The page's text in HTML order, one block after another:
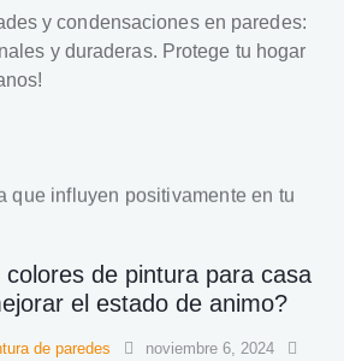
y condensaciones en paredes:
y duraderas. Protege tu hogar
de pintura para casa
el estado de animo?
de paredes
noviembre 6, 2024